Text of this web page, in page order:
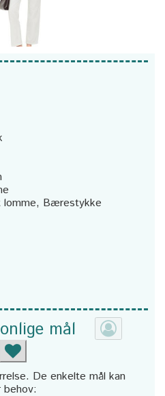
lomme, Bærestykke
mål
De enkelte mål kan